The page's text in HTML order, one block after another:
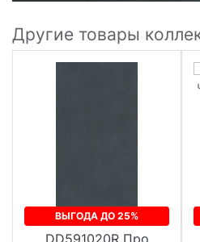
Другие товары
ВЫГОДА ДО 25%